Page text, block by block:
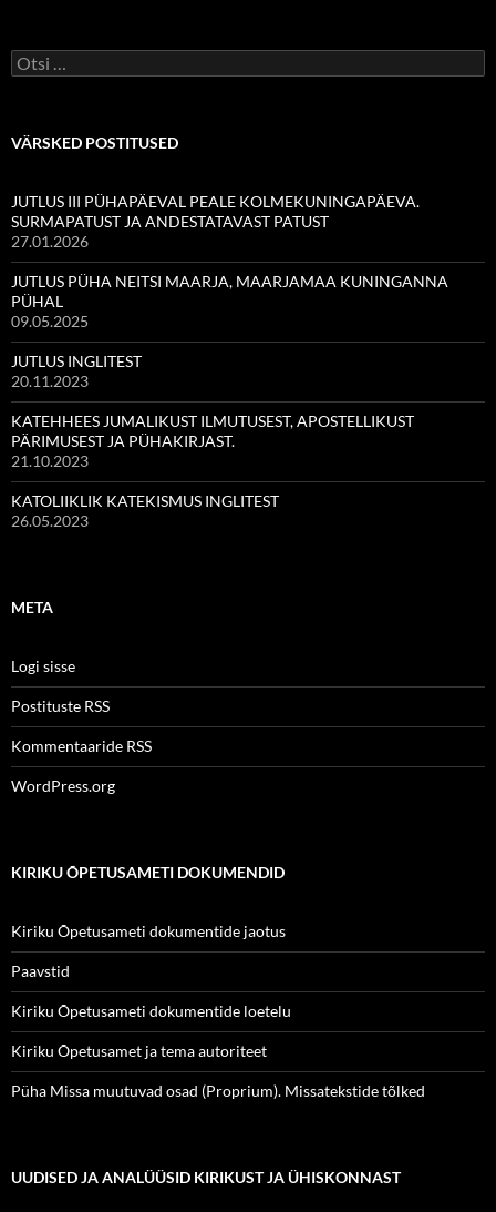
Otsi:
VÄRSKED POSTITUSED
JUTLUS III PÜHAPÄEVAL PEALE KOLMEKUNINGAPÄEVA.
SURMAPATUST JA ANDESTATAVAST PATUST
27.01.2026
JUTLUS PÜHA NEITSI MAARJA, MAARJAMAA KUNINGANNA
PÜHAL
09.05.2025
JUTLUS INGLITEST
20.11.2023
KATEHHEES JUMALIKUST ILMUTUSEST, APOSTELLIKUST
PÄRIMUSEST JA PÜHAKIRJAST.
21.10.2023
KATOLIIKLIK KATEKISMUS INGLITEST
26.05.2023
META
Logi sisse
Postituste RSS
Kommentaaride RSS
WordPress.org
KIRIKU ÕPETUSAMETI DOKUMENDID
Kiriku Õpetusameti dokumentide jaotus
Paavstid
Kiriku Õpetusameti dokumentide loetelu
Kiriku Õpetusamet ja tema autoriteet
Püha Missa muutuvad osad (Proprium). Missatekstide tõlked
UUDISED JA ANALÜÜSID KIRIKUST JA ÜHISKONNAST